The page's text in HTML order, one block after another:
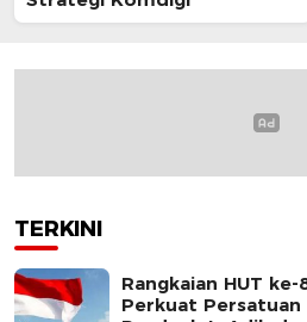
TERKINI
Rangkaian HUT
Perkuat Persatuan